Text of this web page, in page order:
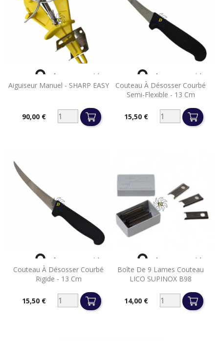
Aiguiseur Manuel - SHARP EASY
Prix90,00 €
 Aperçu rapide
Couteau À Désosser Courbé
Semi-Flexible - 13 Cm
15,50 €
 Aperçu rapide
Couteau À Désosser Courbé
Rigide - 13 Cm
15,50 €
 Aperçu rapide
Boîte De 9 Lames Couteau
LICO SUPINOX B98
14,00 €
 Aperçu rapide